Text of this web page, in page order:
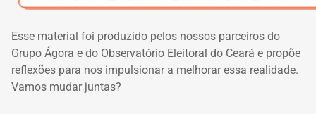
Esse material foi produzido pelos nossos parceiros do
Grupo Ágora e do Observatório Eleitoral do Ceará e propõe
reflexões para nos impulsionar a melhorar essa realidade.
Vamos mudar juntas?